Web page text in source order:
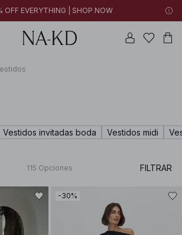
OFF EVERYTHING | SHOP NOW
Vestidos invitadas boda Vestidos midi
115 Opciones FILTRAR
-30%